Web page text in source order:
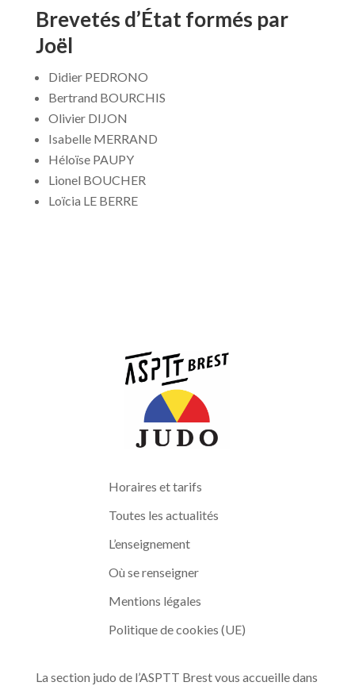
Brevetés d’État formés par
Joël
Didier PEDRONO
Bertrand BOURCHIS
Olivier DIJON
Isabelle MERRAND
Héloïse PAUPY
Lionel BOUCHER
Loïcia LE BERRE
Horaires et tarifs
Toutes les actualités
L’enseignement
Où se renseigner
Mentions légales
Politique de cookies (UE)
La section judo de l’ASPTT Brest vous accueille dans